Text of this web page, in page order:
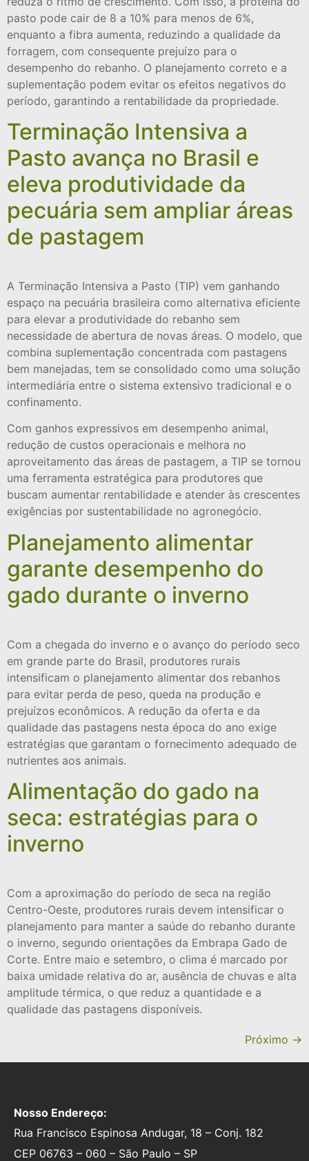
pasto pode cair de 8 a 10% para menos de 6%,
enquanto a fibra aumenta, reduzindo a qualidade da
forragem, com consequente prejuízo para o
desempenho do rebanho. O planejamento correto e a
suplementação podem evitar os efeitos negativos do
período, garantindo a rentabilidade da propriedade.
Terminação Intensiva a
Pasto avança no Brasil e
eleva produtividade da
pecuária sem ampliar áreas
de pastagem
A Terminação Intensiva a Pasto (TIP) vem ganhando
espaço na pecuária brasileira como alternativa eficiente
para elevar a produtividade do rebanho sem
necessidade de abertura de novas áreas. O modelo, que
combina suplementação concentrada com pastagens
bem manejadas, tem se consolidado como uma solução
intermediária entre o sistema extensivo tradicional e o
confinamento.
Com ganhos expressivos em desempenho animal,
redução de custos operacionais e melhora no
aproveitamento das áreas de pastagem, a TIP se tornou
uma ferramenta estratégica para produtores que
buscam aumentar rentabilidade e atender às crescentes
exigências por sustentabilidade no agronegócio.
Planejamento alimentar
garante desempenho do
gado durante o inverno
Com a chegada do inverno e o avanço do período seco
em grande parte do Brasil, produtores rurais
intensificam o planejamento alimentar dos rebanhos
para evitar perda de peso, queda na produção e
prejuízos econômicos. A redução da oferta e da
qualidade das pastagens nesta época do ano exige
estratégias que garantam o fornecimento adequado de
nutrientes aos animais.
Alimentação do gado na
seca: estratégias para o
inverno
Com a aproximação do período de seca na região
Centro-Oeste, produtores rurais devem intensificar o
planejamento para manter a saúde do rebanho durante
o inverno, segundo orientações da Embrapa Gado de
Corte. Entre maio e setembro, o clima é marcado por
baixa umidade relativa do ar, ausência de chuvas e alta
amplitude térmica, o que reduz a quantidade e a
qualidade das pastagens disponíveis.
Próximo →
Nosso Endereço:
Rua Francisco Espinosa Andugar, 18 – Conj. 182
CEP 06763 – 060 – São Paulo – SP